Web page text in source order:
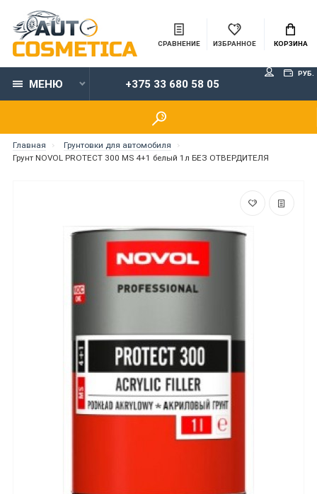
СРАВНЕНИЕ ИЗБРАННОЕ КОРЗИНА
МЕНЮ +375 33 680 58 05
РУБ.
Главная
Грунтовки для автомобиля
Грунт NOVOL PROTECT 300 MS 4+1 белый 1л БЕЗ ОТВЕРДИТЕЛЯ